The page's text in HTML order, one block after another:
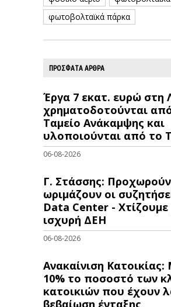
φωτοβολταϊκά πάρκα
ΠΡΟΣΦΑΤΑ ΑΡΘΡΑ
Έργα 7 εκατ. ευρώ στη
χρηματοδοτούνται
Ταμείο Ανάκαμψης και
υλοποιούνται από το
06-08-2026
Γ. Στάσσης:
ωριμάζουν οι
Data Center - Χτίζουμε
ισχυρή ΔΕΗ
06-08-2026
Ανακαίνιση Κατοικίας:
10% το ποσοστό των
κατοικιών που έχουν